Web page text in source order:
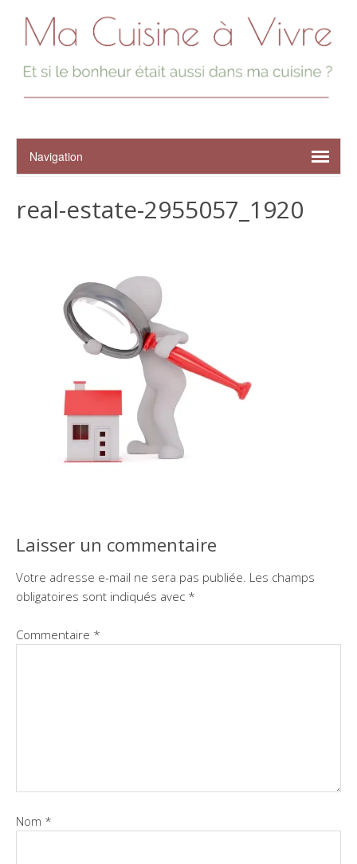
real-estate-2955057_1920
Laisser un commentaire
Votre adresse e-mail ne sera pas publiée. Les champs
obligatoires sont indiqués avec *
Commentaire *
Nom *